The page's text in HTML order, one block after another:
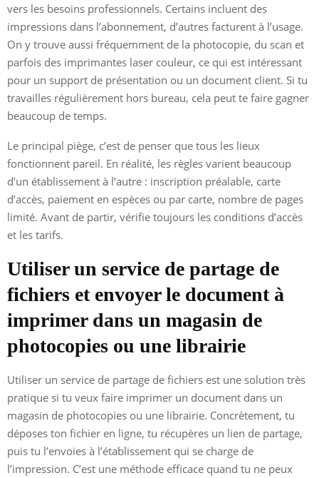
vers les besoins professionnels. Certains incluent des
impressions dans l’abonnement, d’autres facturent à l’usage.
On y trouve aussi fréquemment de la photocopie, du scan et
parfois des imprimantes laser couleur, ce qui est intéressant
pour un support de présentation ou un document client. Si tu
travailles régulièrement hors bureau, cela peut te faire gagner
beaucoup de temps.
Le principal piège, c’est de penser que tous les lieux
fonctionnent pareil. En réalité, les règles varient beaucoup
d’un établissement à l’autre : inscription préalable, carte
d’accès, paiement en espèces ou par carte, nombre de pages
limité. Avant de partir, vérifie toujours les conditions d’accès
et les tarifs.
Utiliser un service de partage de
fichiers et envoyer le document à
imprimer dans un magasin de
photocopies ou une librairie
Utiliser un service de partage de fichiers est une solution très
pratique si tu veux faire imprimer un document dans un
magasin de photocopies ou une librairie. Concrètement, tu
déposes ton fichier en ligne, tu récupères un lien de partage,
puis tu l’envoies à l’établissement qui se charge de
l’impression. C’est une méthode efficace quand tu ne peux